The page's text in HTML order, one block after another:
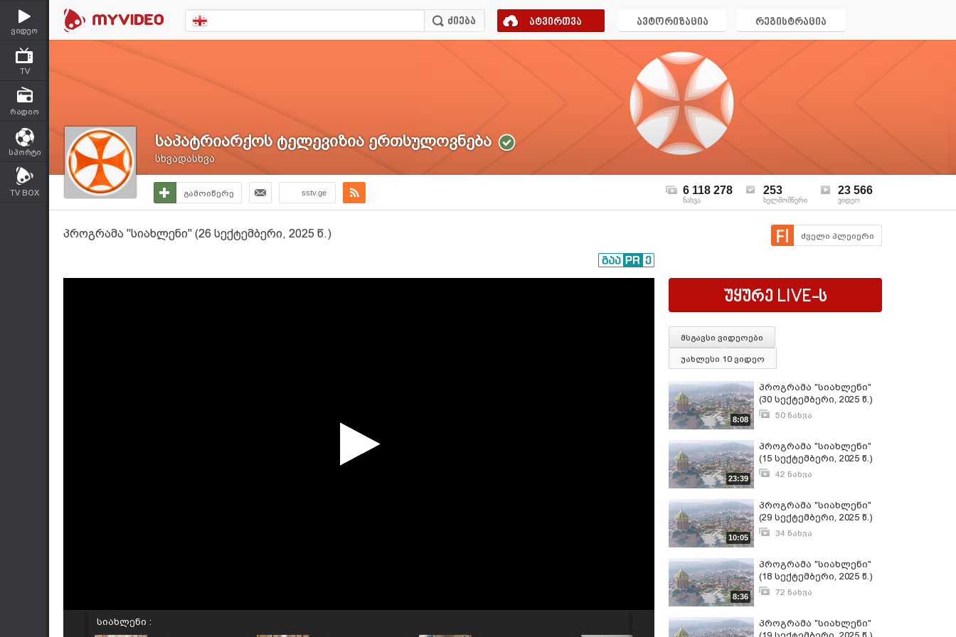
ვიდეო
TV
რადიო
სპორტი
TV BOX
ატვირთვა ავტორიზაცია რეგისტრაცია
საპატრიარქოს ტელევიზია ერთსულოვნება
სხვადასხვა
გამოიწერე sstv.ge 6 118 278
ნახვა
253
ხელმომწერი
23 566
ვიდეო
პროგრამა "სიახლენი" (26 სექტემბერი, 2025 წ.) ძველი პლეიერი
სიახლენი :
უყურე LIVE-ს
მსგავსი ვიდეოები
უახლესი 10 ვიდეო
8:08
პროგრამა "სიახლენი"
(30 სექტემბერი, 2025 წ.)
50 ნახვა
23:39
პროგრამა "სიახლენი"
(15 სექტემბერი, 2025 წ.)
42 ნახვა
10:05
პროგრამა "სიახლენი"
(29 სექტემბერი, 2025 წ.)
34 ნახვა
8:36
პროგრამა "სიახლენი"
(18 სექტემბერი, 2025 წ.)
72 ნახვა
პროგრამა "სიახლენი"